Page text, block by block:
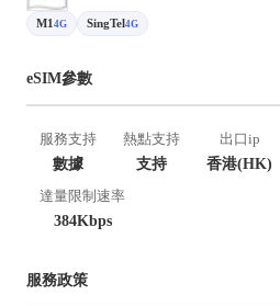
M1 4G SingTel4G
eSIM參數
服務支持
數據
熱點支持
支持
出口ip
香港(HK)
達量限制速率
384Kbps
服務政策